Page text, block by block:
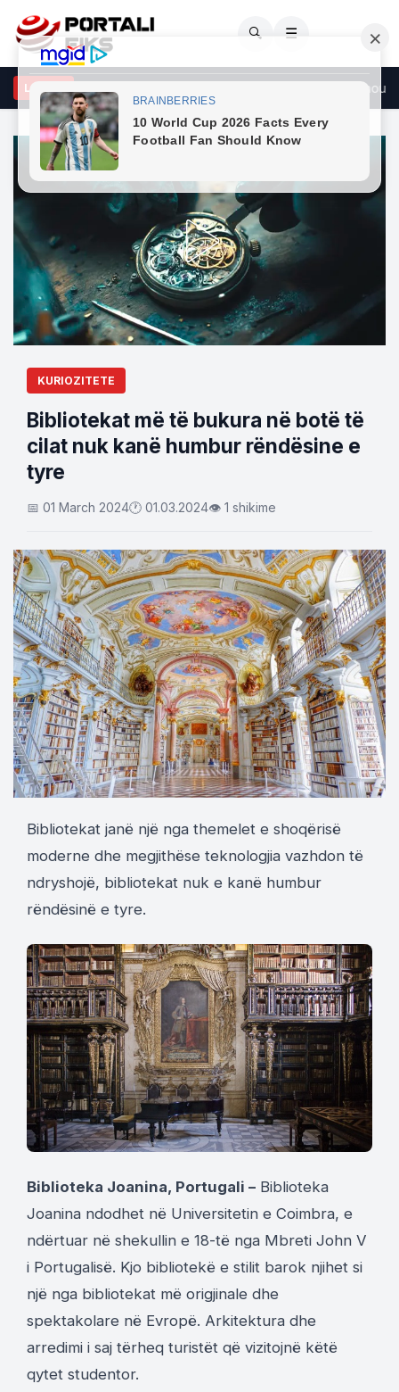
🔍 ☰
LAJME
i Zi dënon shqiptaren e re pse valëviti flamurin “Autochthonous”,
KURIOZITETE
Bibliotekat më të bukura në botë të
cilat nuk kanë humbur rëndësine e
tyre
📅 01 March 2024🕐 01.03.2024👁 1 shikime
Bibliotekat janë një nga themelet e shoqërisë
moderne dhe megjithëse teknologjia vazhdon të
ndryshojë, bibliotekat nuk e kanë humbur
rëndësinë e tyre.
Biblioteka Joanina, Portugali – Biblioteka
Joanina ndodhet në Universitetin e Coimbra, e
ndërtuar në shekullin e 18-të nga Mbreti John V
i Portugalisë. Kjo bibliotekë e stilit barok njihet si
një nga bibliotekat më origjinale dhe
spektakolare në Evropë. Arkitektura dhe
arredimi i saj tërheq turistët që vizitojnë këtë
qytet studentor.